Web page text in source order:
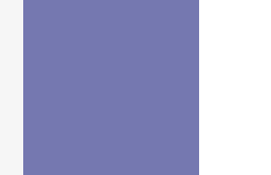
a webovou stránku pro budoucí
e-mailem.